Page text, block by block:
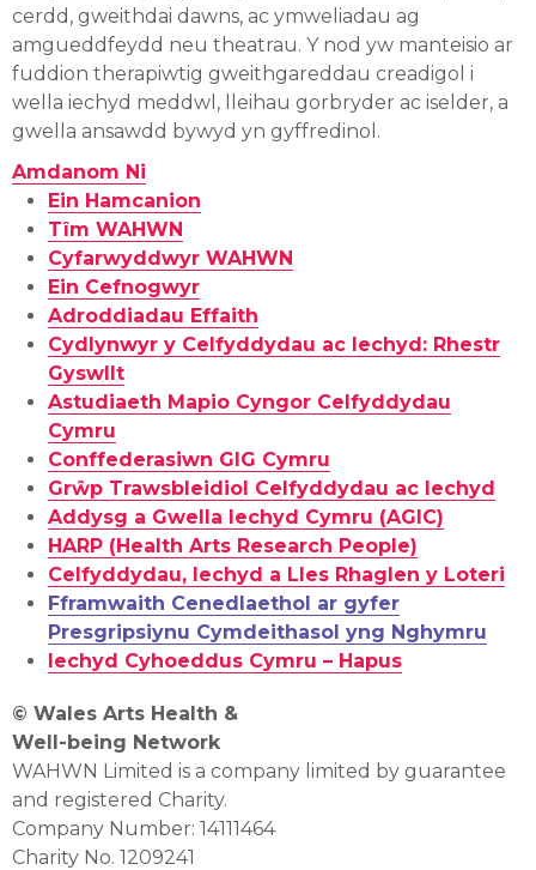
cerdd, gweithdai dawns, ac ymweliadau ag
amgueddfeydd neu theatrau. Y nod yw manteisio ar
fuddion therapiwtig gweithgareddau creadigol i
wella iechyd meddwl, lleihau gorbryder ac iselder, a
gwella ansawdd bywyd yn gyffredinol.
Amdanom Ni
Ein Hamcanion
Tîm WAHWN
Cyfarwyddwyr WAHWN
Ein Cefnogwyr
Adroddiadau Effaith
Cydlynwyr y Celfyddydau ac Iechyd: Rhestr
Gyswllt
Astudiaeth Mapio Cyngor Celfyddydau
Cymru
Conffederasiwn GIG Cymru
Grŵp Trawsbleidiol Celfyddydau ac Iechyd
Addysg a Gwella Iechyd Cymru (AGIC)
HARP (Health Arts Research People)
Celfyddydau, Iechyd a Lles Rhaglen y Loteri
Fframwaith Cenedlaethol ar gyfer
Presgripsiynu Cymdeithasol yng Nghymru
Iechyd Cyhoeddus Cymru – Hapus
© Wales Arts Health &
Well-being Network
WAHWN Limited is a company limited by guarantee
and registered Charity.
Company Number: 14111464
Charity No. 1209241